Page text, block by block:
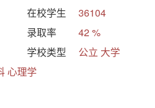
在校学生
36104
录取率
42 %
学校类型
公立 大学
心理学